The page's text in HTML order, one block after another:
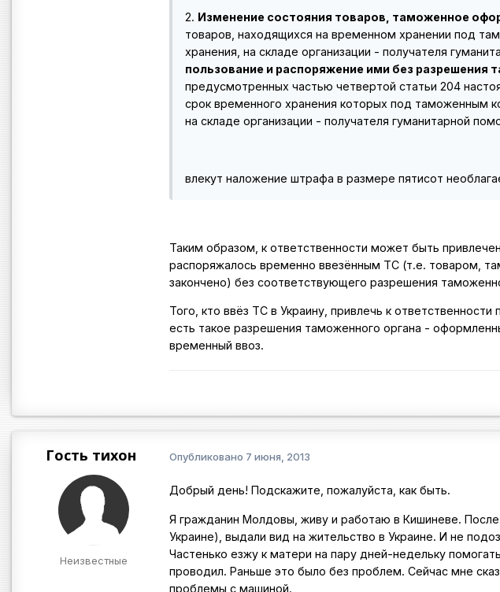
2. Изменение состояния товаров, таможенное
товаров, находящихся на временном хранении под
хранения, на складе организации - получателя
пользование и распоряжение ими без разрешения
предусмотренных частью четвертой статьи 204
срок временного хранения которых под таможенным
на складе организации - получателя гуманитарной
влекут наложение штрафа в размере пятисот
Таким образом, к ответственности может быть
распоряжалось временно ввезённым ТС (т.е. товаром,
закончено) без соответствующего разрешения
Того, кто ввёз ТС в Украину, привлечь к
есть такое разрешения таможенного органа -
временный ввоз.
Гость тихон
Неизвестные
Опубликовано 7 июня, 2013
Добрый день! Подскажите, пожалуйста, как быть.
Я гражданин Молдовы, живу и работаю в Кишиневе.
Украине), выдали вид на жительство в Украине. И не
Частенько езжу к матери на пару дней-недельку
проводил. Раньше это было без проблем. Сейчас мне
проблемы с машиной.